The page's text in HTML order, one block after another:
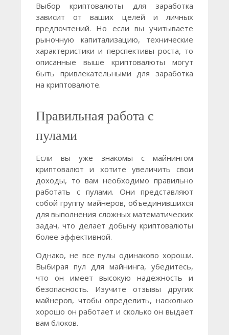
Выбор криптовалюты для заработка
зависит от ваших целей и личных
предпочтений. Но если вы учитываете
рыночную капитализацию, технические
характеристики и перспективы роста, то
описанные выше криптовалюты могут
быть привлекательными для заработка
на криптовалюте.
Правильная работа с
пулами
Если вы уже знакомы с майнингом
криптовалют и хотите увеличить свои
доходы, то вам необходимо правильно
работать с пулами. Они представляют
собой группу майнеров, объединившихся
для выполнения сложных математических
задач, что делает добычу криптовалюты
более эффективной.
Однако, не все пулы одинаково хороши.
Выбирая пул для майнинга, убедитесь,
что он имеет высокую надежность и
безопасность. Изучите отзывы других
майнеров, чтобы определить, насколько
хорошо он работает и сколько он выдает
вам блоков.